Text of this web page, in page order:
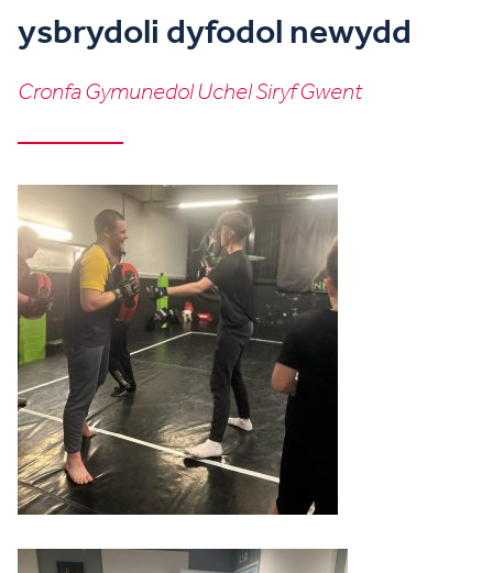
ysbrydoli dyfodol newydd
Cronfa Gymunedol Uchel Siryf Gwent